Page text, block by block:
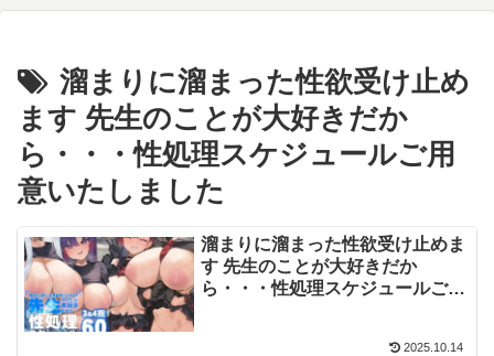
溜まりに溜まった性欲受け止め
ます 先生のことが大好きだか
ら・・・性処理スケジュールご用
意いたしました
溜まりに溜まった性欲受け止めま
す 先生のことが大好きだか
ら・・・性処理スケジュールご用
2025.10.14